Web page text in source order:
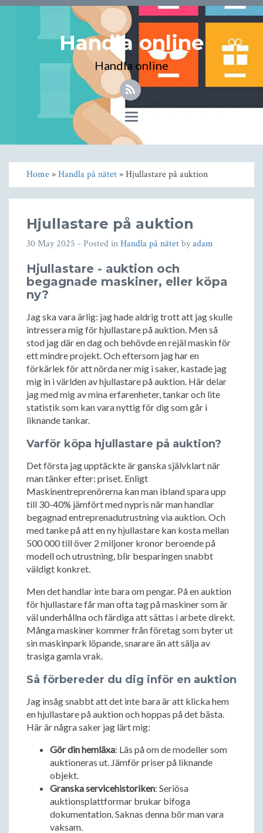
Handla online
Handla online
Toggle
navigation
Home»Handla på nätet» Hjullastare på auktion
Hjullastare på auktion
30 May 2025 - Posted inHandla på nätetbyadam
Hjullastare - auktion och
begagnade maskiner, eller köpa
ny?
Jag ska vara ärlig: jag hade aldrig trott att jag skulle
intressera mig för hjullastare på auktion. Men så
stod jag där en dag och behövde en rejäl maskin för
ett mindre projekt. Och eftersom jag har en
förkärlek för att nörda ner mig i saker, kastade jag
mig in i världen av hjullastare på auktion. Här delar
jag med mig av mina erfarenheter, tankar och lite
statistik som kan vara nyttig för dig som går i
liknande tankar.
Varför köpa hjullastare på auktion?
Det första jag upptäckte är ganska självklart när
man tänker efter: priset. Enligt
Maskinentreprenörerna kan man ibland spara upp
till 30-40% jämfört med nypris när man handlar
begagnad entreprenadutrustning via auktion. Och
med tanke på att en ny hjullastare kan kosta mellan
500 000 till över 2 miljoner kronor beroende på
modell och utrustning, blir besparingen snabbt
väldigt konkret.
Men det handlar inte bara om pengar. På en auktion
för hjullastare får man ofta tag på maskiner som är
väl underhållna och färdiga att sättas i arbete direkt.
Många maskiner kommer från företag som byter ut
sin maskinpark löpande, snarare än att sälja av
trasiga gamla vrak.
Så förbereder du dig inför en auktion
Jag insåg snabbt att det inte bara är att klicka hem
en hjullastare på auktion och hoppas på det bästa.
Här är några saker jag lärt mig:
Gör din hemläxa: Läs på om de modeller som
auktioneras ut. Jämför priser på liknande
objekt.
Granska servicehistoriken: Seriösa
auktionsplattformar brukar bifoga
dokumentation. Saknas denna bör man vara
vaksam.